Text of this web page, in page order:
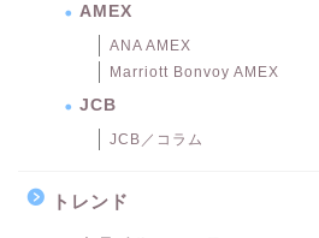
AMEX
ANA AMEX
Marriott Bonvoy AMEX
JCB
JCB／コラム
トレンド